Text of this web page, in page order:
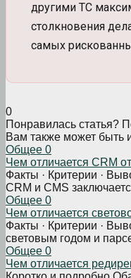
другими ТС
столкновения
самых
0
Понравилась статья?
Вам также может быть
Общее 0
Чем отличается CRM
Факты · Критерии ·
CRM и CMS
Общее 0
Чем отличается
Факты · Критерии ·
световым годом и
Общее 0
Чем отличается